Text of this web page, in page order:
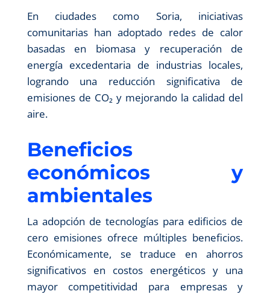
En ciudades como Soria, iniciativas
comunitarias han adoptado redes de calor
basadas en biomasa y recuperación de
energía excedentaria de industrias locales,
logrando una reducción significativa de
emisiones de CO₂ y mejorando la calidad del
aire.
Beneficios
económicos y
ambientales
La adopción de tecnologías para edificios de
cero emisiones ofrece múltiples beneficios.
Económicamente, se traduce en ahorros
significativos en costos energéticos y una
mayor competitividad para empresas y